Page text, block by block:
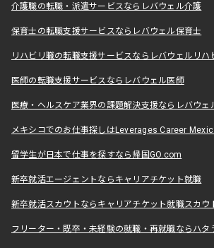
介護職の転職・派遣サービスならレバウェル介護
保育士の転職支援サービスならレバウェル保育士
リハビリ職の転職支援サービスならレバウェルリハ
医師の転職支援サービスならレバウェル医師
医療・ヘルスケア業界の課題解決支援ならレバウェ
メキシコでのお仕事探しはLeverages Career
留学生が日本で仕事を探すなら帰国GO.com
新卒就活エージェントならキャリアチケット就職
新卒就活スカウトならキャリアチケット就職スカウ
フリーター・既卒・未経験の就職・再就職ならハタ